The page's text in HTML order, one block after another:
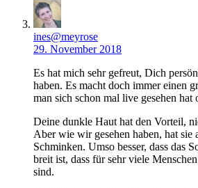
ines@meyrose
29. November 2018
Es hat mich sehr gefreut, Dich
haben. Es macht doch immer einen
man sich schon mal live gesehen hat
Deine dunkle Haut hat den Vorteil,
Aber wie wir gesehen haben, hat sie
Schminken. Umso besser, dass das
breit ist, dass für sehr viele
sind.